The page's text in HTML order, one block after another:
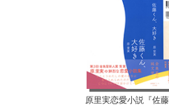
原里実恋愛小説『佐